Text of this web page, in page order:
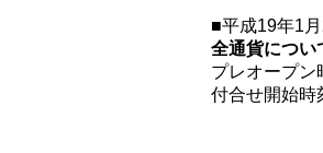
■平成19年1月
全通貨につい
プレオープ
付合せ開